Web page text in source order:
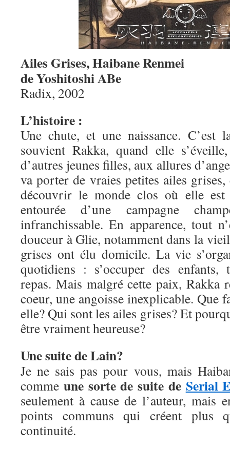
Ailes Grises, Haibane Renmei
de Yoshitoshi ABe
Radix, 2002
L’histoire :
Une chute, et une naissance. C’est
souvient Rakka, quand elle
d’autres jeunes filles, aux allures
va porter de vraies petites ailes
découvrir le monde clos où elle
entourée d’une campagne
infranchissable. En apparence, tout
douceur à Glie, notamment dans la
grises ont élu domicile. La vie
quotidiens : s’occuper des enfants,
repas. Mais malgré cette paix, Rakka
coeur, une angoisse inexplicable. Que
elle? Qui sont les ailes grises? Et
être vraiment heureuse?
Une suite de Lain?
Je ne sais pas pour vous, mais
comme une sorte de suite de Serial
seulement à cause de l’auteur, mais
points communs qui créent plus
continuité.